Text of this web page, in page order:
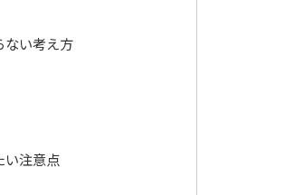
ない考え方
い注意点